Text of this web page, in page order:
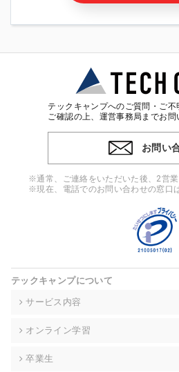
サービス又は商品等の広告配信・宣
・個人(法人の場合は担当者)を識別で
計情報の作成および利用
※上記の利用目的に基づいた本人への
4. 個人情報の第三者提供
ンをとるために、氏名等の一部の情
チャットツールで発信することによ
者等に提供することがあります。
当社は事業運営上、前項利用目的の
高い委託先を選定し、個人情報の適正
個人情報の開示等(利用目的の通知、
て、下記の当社問合わせ窓口に申し出
テックキャンプへのご質問・ご不
ご確認の上、運営事務局までお問
お問い
※通常、ご連絡をいただいた後、2営業
※現在、電話でのお問い合わせの窓口
テックキャンプについて
サービス内容
オンライン学習
卒業生